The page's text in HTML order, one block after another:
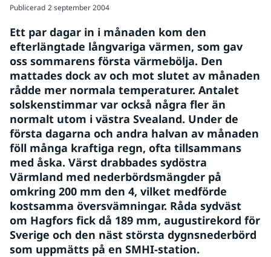
Publicerad 2 september 2004
Ett par dagar in i månaden kom den
efterlängtade långvariga värmen, som gav
oss sommarens första värmebölja. Den
mattades dock av och mot slutet av månaden
rådde mer normala temperaturer. Antalet
solskenstimmar var också några fler än
normalt utom i västra Svealand. Under de
första dagarna och andra halvan av månaden
föll många kraftiga regn, ofta tillsammans
med åska. Värst drabbades sydöstra
Värmland med nederbördsmängder på
omkring 200 mm den 4, vilket medförde
kostsamma översvämningar. Råda sydväst
om Hagfors fick då 189 mm, augustirekord för
Sverige och den näst största dygnsnederbörd
som uppmätts på en SMHI-station.